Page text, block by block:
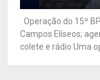
Operação do 15º
Campos Elíseos;
colete e rádio Uma